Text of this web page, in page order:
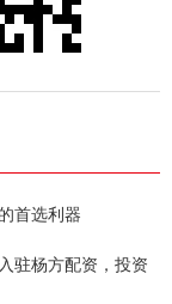
首选利器
驻杨方配资，投资